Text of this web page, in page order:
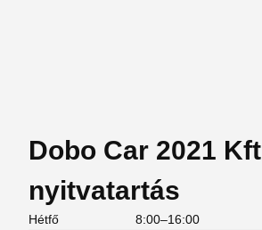
Dobo Car 2021 Kft
nyitvatartás
Hétfő
8:00–16:00